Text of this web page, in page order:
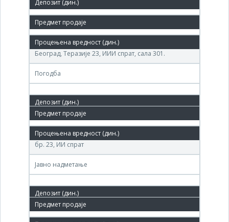
9,850,000 РСД
14. јун.'11.
(ИЗГРАДЊА д.о.о. ) Агенције за приватизацију РС,
Београд, Теразије 23, ИИИ спрат, сала 301.
Погодба
25. феб.'11.
Агенција за приватизацију РС, Београд, ул. Теразије
бр. 23, ИИ спрат
Јавно надметање
27. дец.'10.